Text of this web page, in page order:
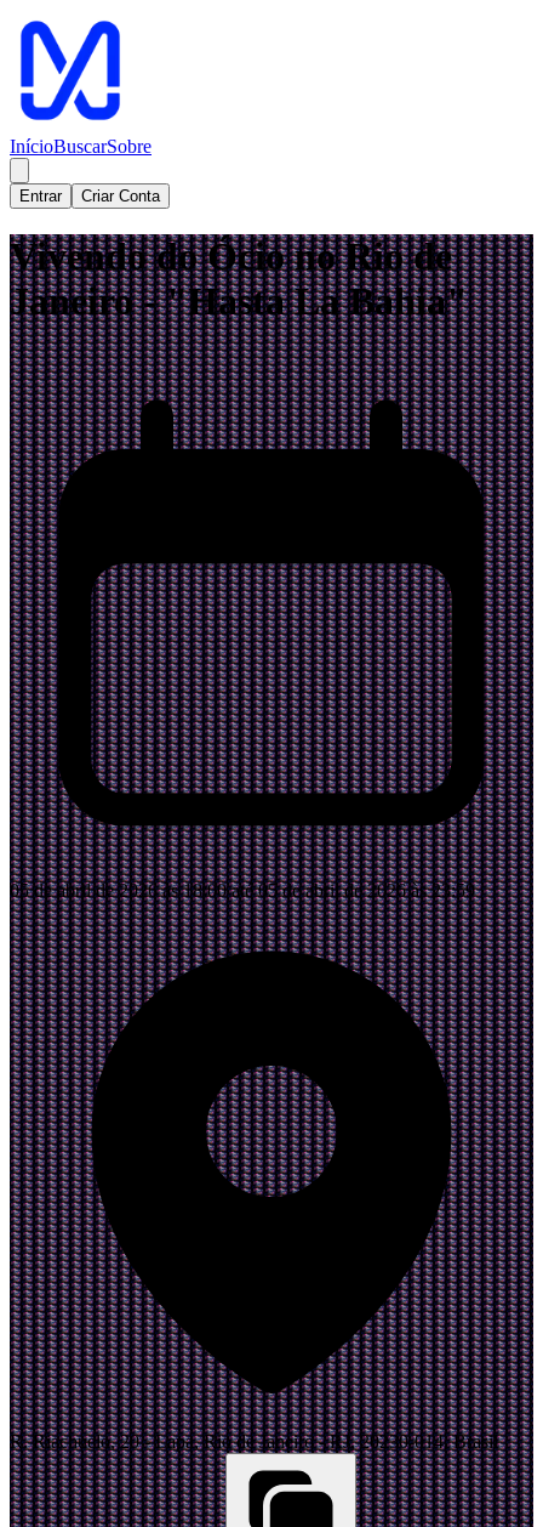
InícioBuscarSobre
Entrar Criar Conta
Vivendo do Ócio no Rio de
Janeiro - "Hasta La Bahia"
05 de abril de 2026 às 18:00 até 05 de abril de 2026 às 23:59
R. Riachuelo, 20 - Lapa, Rio de Janeiro - RJ, 20230-014, Brasil